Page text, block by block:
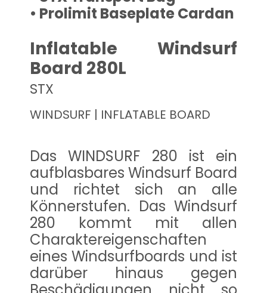
• Prolimit Baseplate Cardan
Inflatable Windsurf
Board 280L
STX
WINDSURF | INFLATABLE BOARD
Das WINDSURF 280 ist ein
aufblasbares Windsurf Board
und richtet sich an alle
Könnerstufen. Das Windsurf
280 kommt mit allen
Charaktereigenschaften
eines Windsurfboards und ist
darüber hinaus gegen